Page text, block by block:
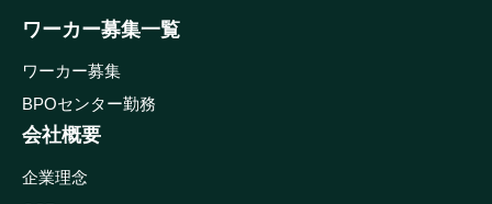
ワーカー募集一覧
ワーカー募集
BPOセンター勤務
会社概要
企業理念